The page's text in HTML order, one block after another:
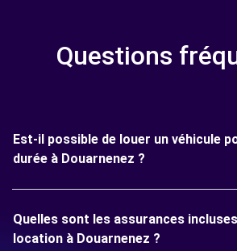
Questions
Est-il possible de louer un véhicule
durée à Douarnenez ?
Quelles sont les assurances
location à Douarnenez ?